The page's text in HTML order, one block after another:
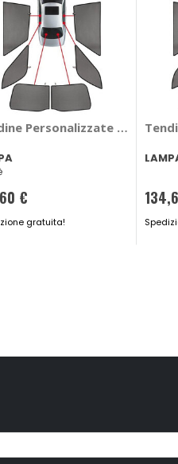
Personalizzate Privacy
€
gratuita!